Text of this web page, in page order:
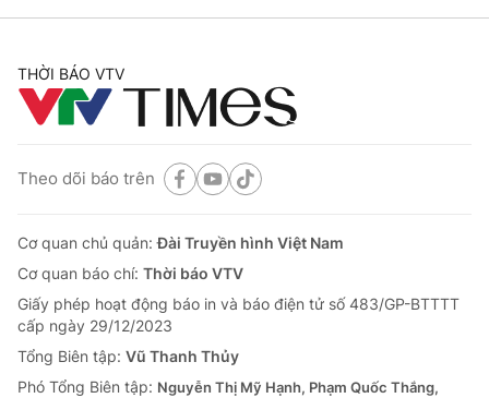
THỜI BÁO VTV
Theo dõi báo trên
Cơ quan chủ quản:Đài Truyền hình Việt Nam
Cơ quan báo chí: Thời báo VTV
Giấy phép hoạt động báo in và báo điện tử số 483/GP-BTTTT
cấp ngày 29/12/2023
Tổng Biên tập: Vũ Thanh Thủy
Phó Tổng Biên tập: Nguyễn Thị Mỹ Hạnh, Phạm Quốc Thắng,